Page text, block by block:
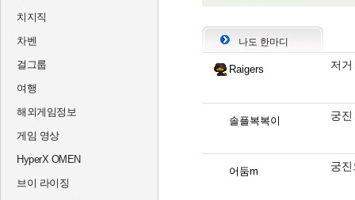
치지직
차벤
걸그룹
여행
해외게임정보
게임 영상
HyperX OMEN
브이 라이징
나도 한마디
Raigers 저
솔플복복이 궁
어둠m 궁